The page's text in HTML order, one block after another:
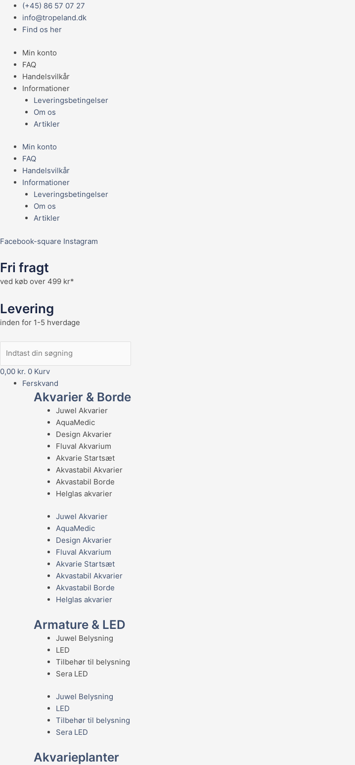
indholdet
(+45) 86 57 07 27
info@tropeland.dk
Find os her
Min konto
FAQ
Handelsvilkår
Informationer
Leveringsbetingelser
Om os
Artikler
Min konto
FAQ
Handelsvilkår
Informationer
Leveringsbetingelser
Om os
Artikler
Facebook-square Instagram
Fri fragt
ved køb over 499 kr*
Levering
inden for 1-5 hverdage
0,00 kr. 0 Kurv
Main
Menu
Ferskvand
Akvarier & Borde
Juwel Akvarier
AquaMedic
Design Akvarier
Fluval Akvarium
Akvarie Startsæt
Akvastabil Akvarier
Akvastabil Borde
Helglas akvarier
Juwel Akvarier
AquaMedic
Design Akvarier
Fluval Akvarium
Akvarie Startsæt
Akvastabil Akvarier
Akvastabil Borde
Helglas akvarier
Armature & LED
Juwel Belysning
LED
Tilbehør til belysning
Sera LED
Juwel Belysning
LED
Tilbehør til belysning
Sera LED
Akvarieplanter
Taxiphyllum
'Spiky'
antal